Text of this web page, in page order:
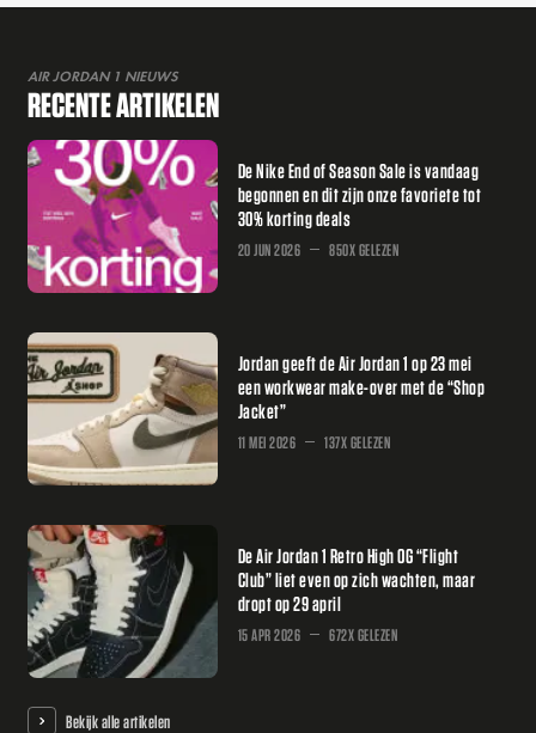
AIR JORDAN 1 NIEUWS
RECENTE ARTIKELEN
De Nike End of Season Sale is vandaag
begonnen en dit zijn onze favoriete tot
30% korting deals
20 JUN 2026 850X GELEZEN
Jordan geeft de Air Jordan 1 op 23 mei
een workwear make-over met de “Shop
Jacket”
11 MEI 2026 137X GELEZEN
De Air Jordan 1 Retro High OG “Flight
Club” liet even op zich wachten, maar
dropt op 29 april
15 APR 2026 672X GELEZEN
Bekijk alle artikelen